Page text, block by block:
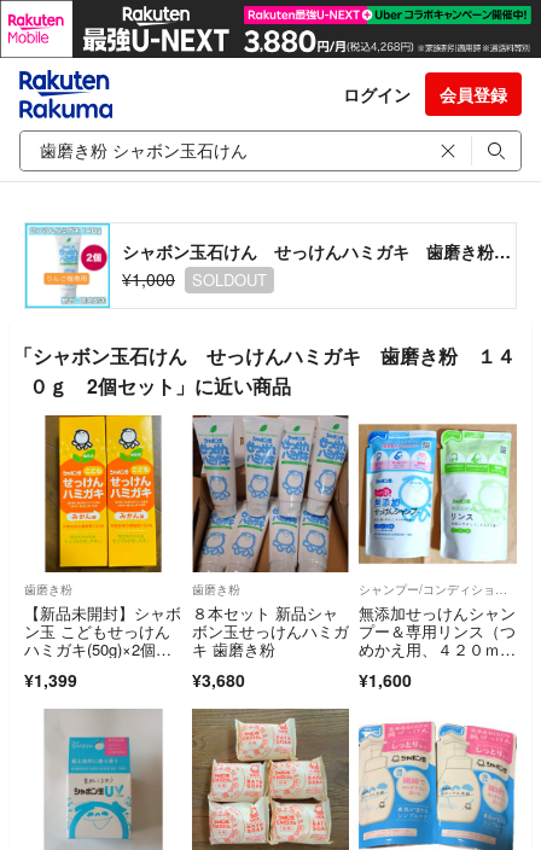
ログイン 会員登録
シャボン玉石けん せっけんハミガキ 歯磨き粉 １４０ｇ 2個セット
¥1,000
SOLDOUT
「シャボン玉石けん せっけんハミガキ 歯磨き粉 １４
０ｇ 2個セット」に近い商品
歯磨き粉
【新品未開封】シャボ
ン玉 こどもせっけん
ハミガキ(50g)×2個セ
¥1,399
歯磨き粉
８本セット 新品シャ
ボン玉せっけんハミガ
キ 歯磨き粉
¥3,680
シャンプー/コンディショナーセット
無添加せっけんシャン
プー＆専用リンス（つ
めかえ用、４２０ｍ
¥1,600